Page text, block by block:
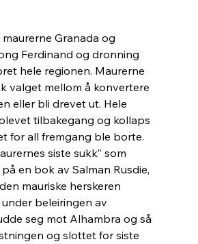
Granada og
Ferdinand og dronning
hele regionen. Maurerne
valget mellom å konvertere
eller bli drevet ut. Hele
tilbakegang og kollaps
for all fremgang ble borte.
siste sukk” som
en bok av Salman Rusdie,
mauriske herskeren
beleiringen av
seg mot Alhambra og så
og slottet for siste